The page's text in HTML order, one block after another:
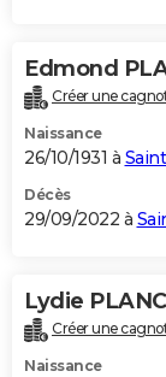
Edmond
Créer une
Naissance
26/10/1931 à
Décès
29/09/2022 à
Lydie
Créer une
Naissance